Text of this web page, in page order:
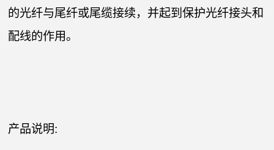
的光纤与尾纤或尾缆接续，并起到保护光纤接头和
配线的作用。
产品说明: